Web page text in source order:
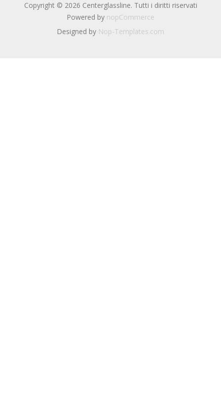
Copyright © 2026 Centerglassline. Tutti i diritti riservati
Powered by nopCommerce
Designed by Nop-Templates.com